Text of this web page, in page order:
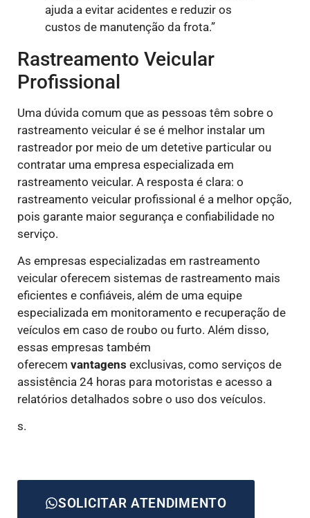
ajuda a evitar acidentes e reduzir os
custos de manutenção da frota.”
Rastreamento Veicular
Profissional
Uma dúvida comum que as pessoas têm sobre o
rastreamento veicular é se é melhor instalar um
rastreador por meio de um detetive particular ou
contratar uma empresa especializada em
rastreamento veicular. A resposta é clara: o
rastreamento veicular profissional é a melhor opção,
pois garante maior segurança e confiabilidade no
serviço.
As empresas especializadas em rastreamento
veicular oferecem sistemas de rastreamento mais
eficientes e confiáveis, além de uma equipe
especializada em monitoramento e recuperação de
veículos em caso de roubo ou furto. Além disso,
essas empresas também
oferecem vantagens exclusivas, como serviços de
assistência 24 horas para motoristas e acesso a
relatórios detalhados sobre o uso dos veículos.
s.
SOLICITAR ATENDIMENTO